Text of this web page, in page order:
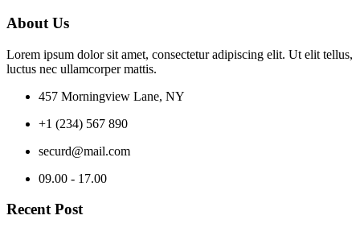
About Us
Lorem ipsum dolor sit amet, consectetur adipiscing elit. Ut elit tellus,
luctus nec ullamcorper mattis.
457 Morningview Lane, NY
+1 (234) 567 890
securd@mail.com
09.00 - 17.00
Recent Post